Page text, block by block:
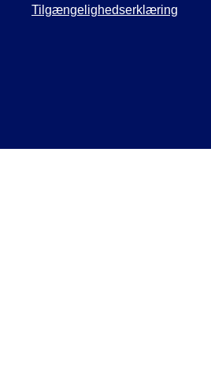
Tilgængelighedserklæring